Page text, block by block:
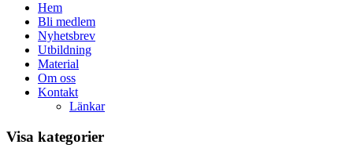
Hem
Bli medlem
Nyhetsbrev
Utbildning
Material
Om oss
Kontakt
Länkar
Visa kategorier